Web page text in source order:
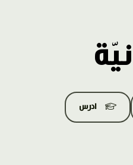
ادرس